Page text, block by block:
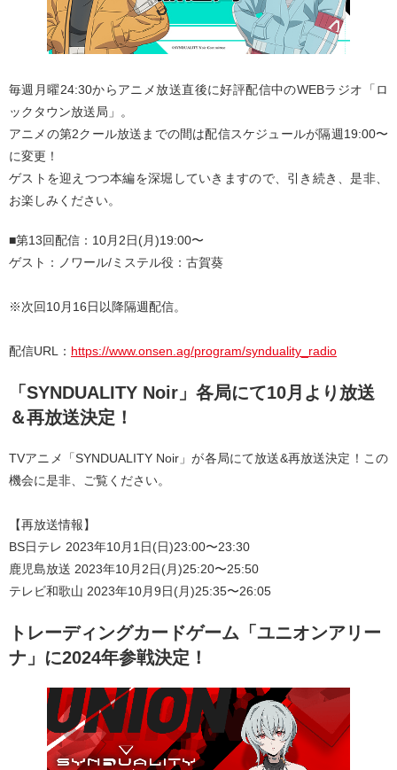
毎週月曜24:30からアニメ放送直後に好評配信中のWEBラジオ「ロ
ックタウン放送局」。
アニメの第2クール放送までの間は配信スケジュールが隔週19:00〜
に変更！
ゲストを迎えつつ本編を深堀していきますので、引き続き、是非、
お楽しみください。
■第13回配信：10月2日(月)19:00〜
ゲスト：ノワール/ミステル役：古賀葵
※次回10月16日以降隔週配信。
配信URL： https://www.onsen.ag/program/synduality_radio
「SYNDUALITY Noir」各局にて10月より放送
＆再放送決定！
TVアニメ「SYNDUALITY Noir」が各局にて放送&再放送決定！この
機会に是非、ご覧ください。
【再放送情報】
BS日テレ 2023年10月1日(日)23:00〜23:30
鹿児島放送 2023年10月2日(月)25:20〜25:50
テレビ和歌山 2023年10月9日(月)25:35〜26:05
トレーディングカードゲーム「ユニオンアリー
ナ」に2024年参戦決定！